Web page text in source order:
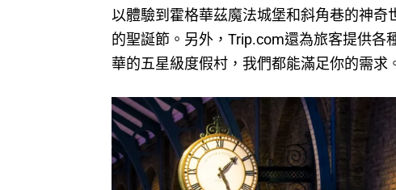
以體驗到霍格華茲魔法城堡和斜角巷的神
的聖誕節。另外，Trip.com還為旅客提供各
華的五星級度假村，我們都能滿足你的需求